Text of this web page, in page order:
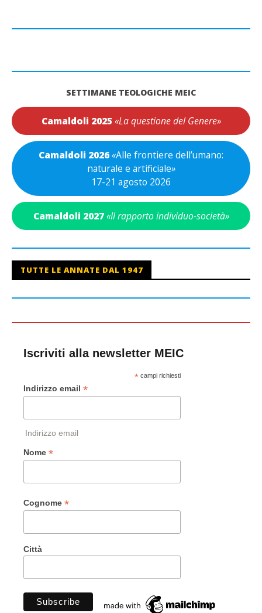
SETTIMANE TEOLOGICHE MEIC
Camaldoli 2025 «La questione del Genere»
Camaldoli 2026«Alle frontiere dell’umano:
naturale e artificiale»
17-21 agosto 2026
Camaldoli 2027 «Il rapporto individuo-società»
TUTTE LE ANNATE DAL 1947
Iscriviti alla newsletter MEIC
*campi richiesti
Indirizzo email *
Indirizzo email
Nome *
Cognome *
Città